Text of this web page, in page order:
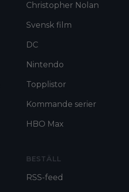
Christopher Nolan
Svensk film
DC
Nintendo
Topplistor
Kommande serier
HBO Max
BESTÄLL
RSS-feed